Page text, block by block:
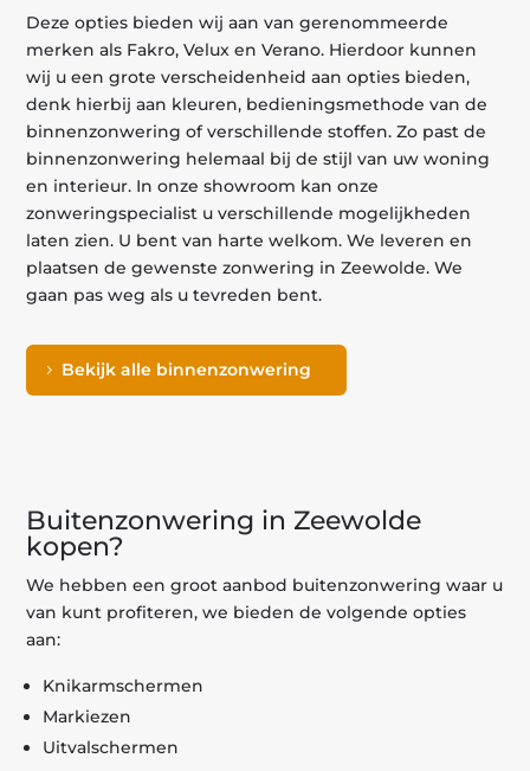
Deze opties bieden wij aan van gerenommeerde
merken als Fakro, Velux en Verano. Hierdoor kunnen
wij u een grote verscheidenheid aan opties bieden,
denk hierbij aan kleuren, bedieningsmethode van de
binnenzonwering of verschillende stoffen. Zo past de
binnenzonwering helemaal bij de stijl van uw woning
en interieur. In onze showroom kan onze
zonweringspecialist u verschillende mogelijkheden
laten zien. U bent van harte welkom. We leveren en
plaatsen de gewenste zonwering in Zeewolde. We
gaan pas weg als u tevreden bent.
Bekijk alle binnenzonwering
Buitenzonwering in Zeewolde
kopen?
We hebben een groot aanbod buitenzonwering waar u
van kunt profiteren, we bieden de volgende opties
aan:
Knikarmschermen
Markiezen
Uitvalschermen